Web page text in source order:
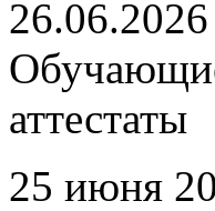
26.06.2026
аттестаты
25 июня